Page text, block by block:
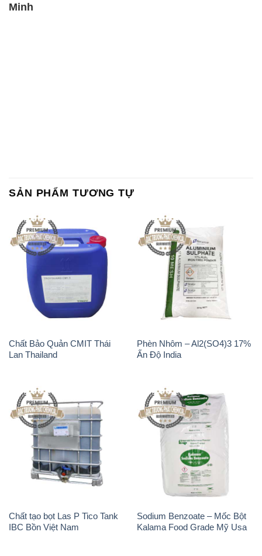
Minh
SẢN PHẨM TƯƠNG TỰ
Chất Bảo Quản CMIT Thái
Lan Thailand
Phèn Nhôm – Al2(SO4)3 17%
Ấn Độ India
Chất tạo bọt Las P Tico Tank
IBC Bồn Việt Nam
Sodium Benzoate – Mốc Bột
Kalama Food Grade Mỹ Usa